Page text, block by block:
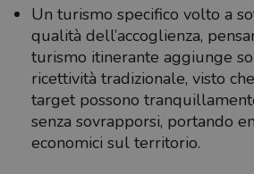
Un turismo specifico volto a
qualità dell’accoglienza,
turismo itinerante aggiunge
ricettività tradizionale, visto
target possono
senza sovrapporsi, portando
economici sul territorio.